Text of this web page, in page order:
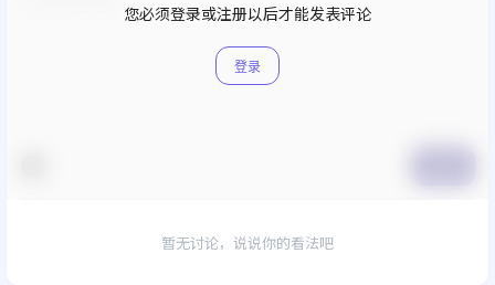
您必须登录或注册以后才能发表评论
登录
暂无讨论，说说你的看法吧